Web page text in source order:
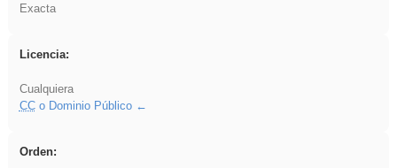
Exacta
Licencia:
Cualquiera
CCo Dominio Público
Orden: